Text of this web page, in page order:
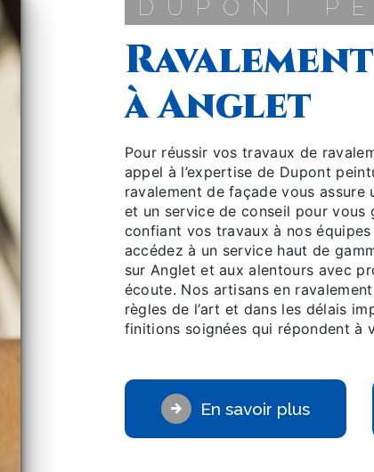
DUPONT
ravalement de façade
à Anglet
Pour réussir vos travaux de ravalement de façade à Anglet, faites-
appel à l’expertise de Dupont
ravalement de façade vous assure
et un service de conseil pour vous
confiant vos travaux à nos
accédez à un service haut de
sur Anglet et aux alentours avec
écoute. Nos artisans en
règles de l’art et dans les délais
finitions soignées qui répondent à
En savoir plus